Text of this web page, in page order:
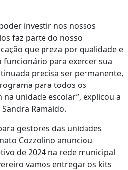
investir nos nossos
faz parte do nosso
que preza por qualidade e
funcionário para exercer sua
precisa ser permanente,
para todos os
unidade escolar”, explicou a
Ramaldo.
gestores das unidades
Cozzolino anunciou
de 2024 na rede municipal
vamos entregar os kits